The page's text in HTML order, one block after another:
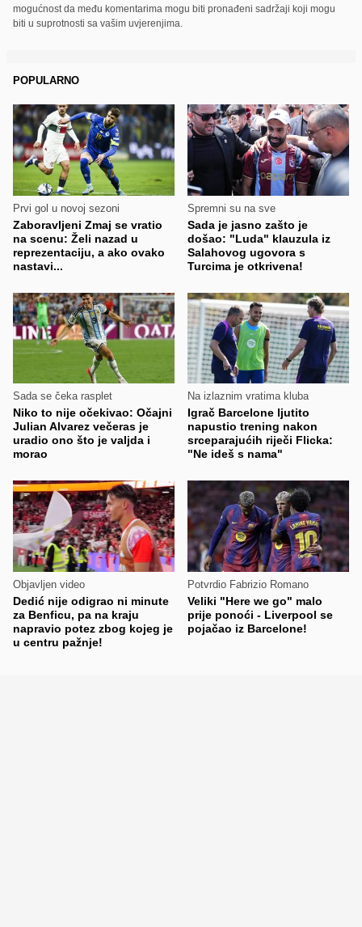
mogućnost da među komentarima mogu biti pronađeni sadržaji koji mogu
biti u suprotnosti sa vašim uvjerenjima.
POPULARNO
Prvi gol u novoj sezoni
Zaboravljeni Zmaj se vratio
na scenu: Želi nazad u
reprezentaciju, a ako ovako
nastavi...
Spremni su na sve
Sada je jasno zašto je
došao: "Luda" klauzula iz
Salahovog ugovora s
Turcima je otkrivena!
Sada se čeka rasplet
Niko to nije očekivao: Očajni
Julian Alvarez večeras je
uradio ono što je valjda i
morao
Na izlaznim vratima kluba
Igrač Barcelone ljutito
napustio trening nakon
srceparajućih riječi Flicka:
"Ne ideš s nama"
Objavljen video
Dedić nije odigrao ni minute
za Benficu, pa na kraju
napravio potez zbog kojeg je
u centru pažnje!
Potvrdio Fabrizio Romano
Veliki "Here we go" malo
prije ponoći - Liverpool se
pojačao iz Barcelone!